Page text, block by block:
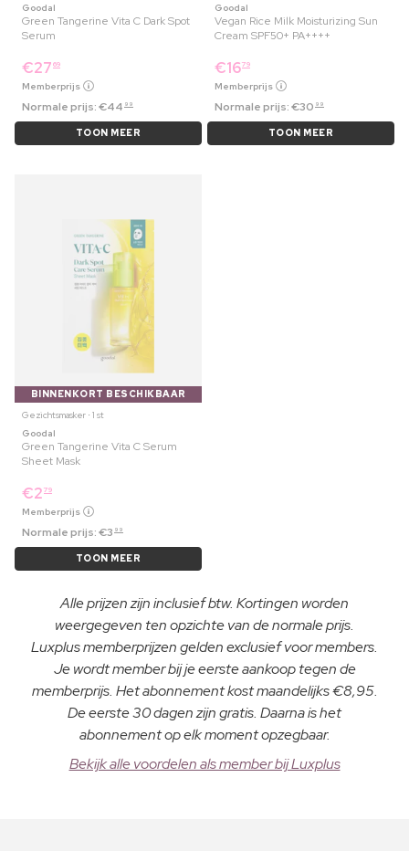
Goodal
Green Tangerine Vita C Dark Spot
Serum
€27 69
Memberprijs
Normale prijs:€44 99
TOON MEER
Goodal
Vegan Rice Milk Moisturizing Sun
Cream SPF50+ PA++++
€1679
Memberprijs
Normale prijs:€30 99
TOON MEER
BINNENKORT BESCHIKBAAR
Gezichtsmasker ⋅ 1 st
Goodal
Green Tangerine Vita C Serum
Sheet Mask
€2 79
Memberprijs
Normale prijs:€3 99
TOON MEER
Alle prijzen zijn inclusief btw. Kortingen worden
weergegeven ten opzichte van de normale prijs.
Luxplus memberprijzen gelden exclusief voor members.
Je wordt member bij je eerste aankoop tegen de
memberprijs. Het abonnement kost maandelijks €8,95.
De eerste 30 dagen zijn gratis. Daarna is het
abonnement op elk moment opzegbaar.
Bekijk alle voordelen als member bij Luxplus